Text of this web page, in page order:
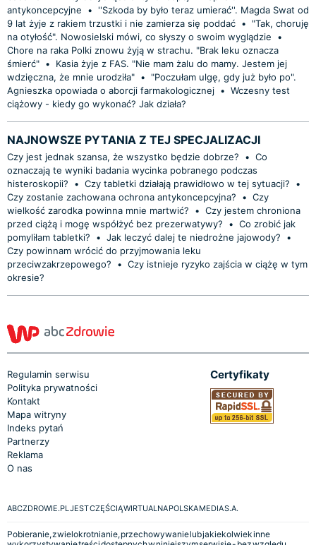
antykoncepcyjne
•
''Szkoda by było teraz umierać''. Magda Swat od
9 lat żyje z rakiem trzustki i nie zamierza się poddać •
"Tak, choruję
na otyłość". Nowosielski mówi, co słyszy o swoim wyglądzie
•
Chore na raka Polki znowu żyją w strachu. "Brak leku oznacza
śmierć" •
Kasia żyje z FAS. "Nie mam żalu do mamy. Jestem jej
wdzięczna, że mnie urodziła" •
"Poczułam ulgę, gdy już było po".
Agnieszka opowiada o aborcji farmakologicznej • Wczesny test
ciążowy - kiedy go wykonać? Jak działa?
NAJNOWSZE PYTANIA Z TEJ SPECJALIZACJI
Czy jest jednak szansa, że wszystko będzie dobrze? • Co
oznaczają te wyniki badania wycinka pobranego podczas
histeroskopii?
• Czy tabletki działają prawidłowo w tej sytuacji?
•
Czy zostanie zachowana ochrona antykoncepcyjna?
• Czy
wielkość zarodka powinna mnie martwić?
• Czy jestem chroniona
przed ciążą i mogę współżyć bez prezerwatywy?
• Co zrobić jak
pomyliłam tabletki?
• Jak leczyć dalej te niedrożne jajowody?
•
Czy powinnam wrócić do przyjmowania leku
przeciwzakrzepowego?
• Czy istnieje ryzyko zajścia w ciążę w tym
okresie?
Regulamin serwisu
Polityka prywatności
Kontakt
Mapa witryny
Indeks pytań
Partnerzy
Reklama
O nas
Certyfikaty
ABCZDROWIE.PL JEST CZĘŚCIĄ WIRTUALNA POLSKA MEDIA S.A.
Pobieranie, zwielokrotnianie, przechowywanie lub jakiekolwiek inne